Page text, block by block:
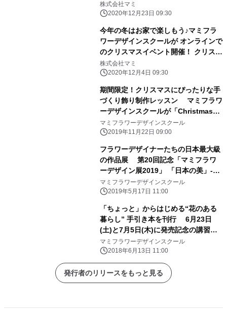
株式会社マミ
2020年12月23日 09:30
今年の冬はお家で楽しもう♪マミフラ
ワーデザインスクールが オンラインで
のクリスマスイベント開催！ クリスマ
スデザインの作品展・動画レッスン・
グッズ販売等
株式会社マミ
2020年12月4日 09:30
期間限定！クリスマスにぴったりな手
づくり飾り制作レッスン マミフラワ
ーデザインスクールが「Christmas
Weeks」開催
マミフラワーデザインスクール
2019年11月22日 09:00
フラワーデザイナーたちの日本最大級
の作品展 第20回記念「マミフラワ
ーデザイン展2019」 「日本の美」-こ
とば・いろ・かたち- 松屋銀座にて
5/29(水)-6/3(月)開催
マミフラワーデザインスクール
2019年5月17日 11:00
「ちょっと」からはじめる“花のある
暮らし” 手引き本を刊行 6月23日
(土)と7月5日(木)に発売記念の講習会
を開催
マミフラワーデザインスクール
2018年6月13日 11:00
発行者のリリースをもっと見る